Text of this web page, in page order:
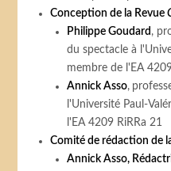
Conception de la Revue
Philippe Goudard ,
du spectacle à
membre de l'EA
Annick Asso,
l'Université Paul-
l'EA 4209 RiRRa 21
Comité de rédaction de
Annick Asso,